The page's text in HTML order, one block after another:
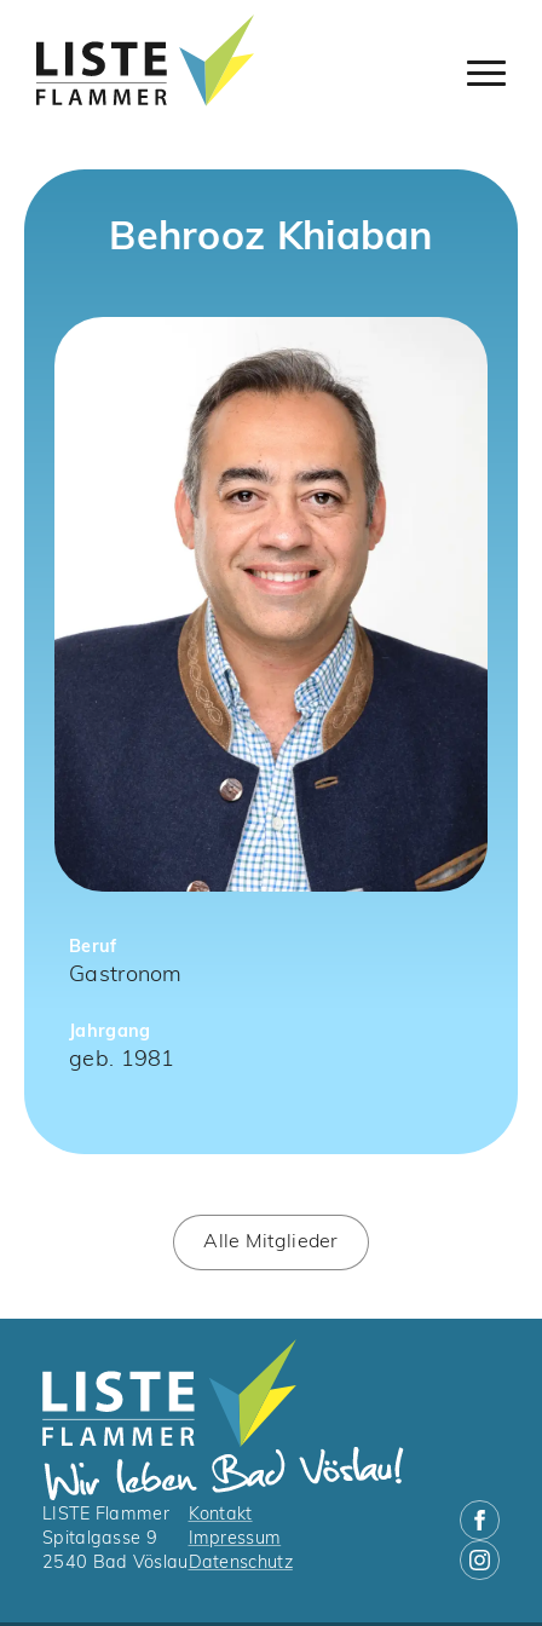
Behrooz Khiaban
Beruf
Gastronom
Jahrgang
geb. 1981
Alle Mitglieder
LISTE Flammer
Spitalgasse 9
2540 Bad Vöslau
Kontakt
Impressum
Datenschutz